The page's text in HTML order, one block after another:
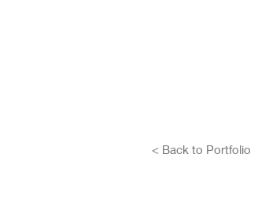
< Back to Portfolio